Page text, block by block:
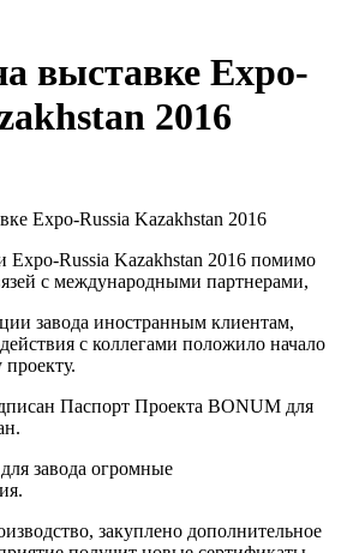
выставке Expo-
2016
Expo-Russia Kazakhstan 2016 помимо
с международными партнерами,
завода иностранным клиентам,
с коллегами положило начало
Паспорт Проекта BONUM для
завода огромные
закуплено дополнительное